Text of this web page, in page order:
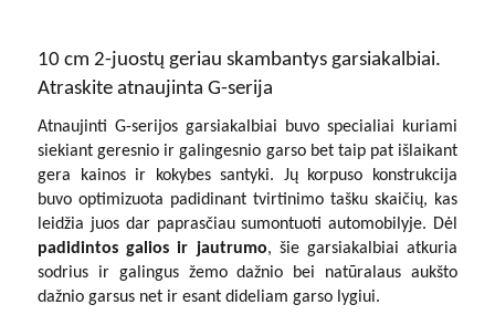
10 cm 2-juostų geriau skambantys garsiakalbiai.
Atraskite atnaujinta G-serija
Atnaujinti G-serijos garsiakalbiai buvo specialiai kuriami
siekiant geresnio ir galingesnio garso bet taip pat išlaikant
gera kainos ir kokybes santyki. Jų korpuso konstrukcija
buvo optimizuota padidinant tvirtinimo tašku skaičių, kas
leidžia juos dar paprasčiau sumontuoti automobilyje. Dėl
padidintos galios ir jautrumo, šie garsiakalbiai atkuria
sodrius ir galingus žemo dažnio bei natūralaus aukšto
dažnio garsus net ir esant dideliam garso lygiui.